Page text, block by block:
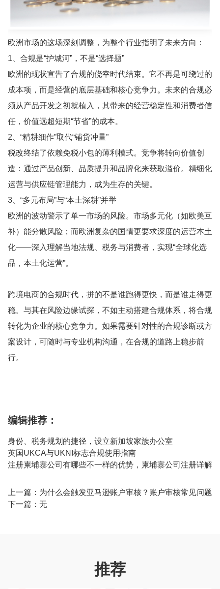
欧洲市场的这场深刻调整，为整个行业指明了未来方向：
1、合规是“护城河”，不是“选择题”
欧洲的现状宣告了合规的侥幸时代结束。它不再是可绕过的
成本项，而是经营的底层基础和核心竞争力。未来的合规必
须从产品开发之初就植入，其带来的经营稳定性和消费者信
任，价值远超短期“节省”的成本。
2、“精耕细作”取代“铺货冲量”
税改终结了依赖免税小包的薄利模式。竞争将转向价值创
造：通过产品创新、品质提升和品牌化来获取溢价。精细化
运营与供应链管理能力，成为生存的关键。
3、“多元布局”与“本土深耕”并举
欧洲的波动警示了单一市场的风险。市场多元化（如欧美互
补）能分散风险；而欧洲复杂的国情更要求深度的运营本土
化——深入理解当地法规、税务与消费者，实现“全球化选
品，本土化运营”。
跨境电商的合规时代，拼的不是谁跑得更快，而是谁走得更
稳。与其在风险边缘试探，不如主动搭建合规体系，将合规
转化为企业的核心竞争力。如果需要针对性的合规诊断或方
案设计，可随时与专业机构沟通，在合规的道路上稳步前
行。
编辑推荐：
身份、税务规划的捷径，设立新加坡家族办公室
英国UKCA与UKNI标志合规使用指南
注册柬埔寨公司有哪些不一样的优势，柬埔寨公司注册详解
上一篇： 为什么会触发亚马逊账户审核？账户审核常见问题
下一篇：无
推荐